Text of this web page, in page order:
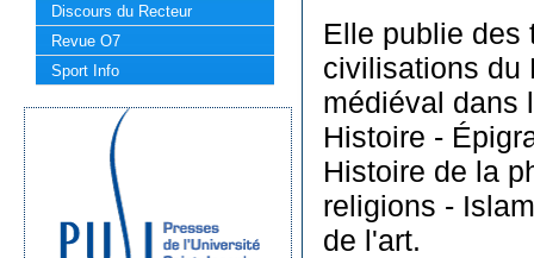
Discours du Recteur
Revue O7
Sport Info
Elle publie des
civilisations du
médiéval dans
Histoire -
Histoire de la
religions -
de l'art.